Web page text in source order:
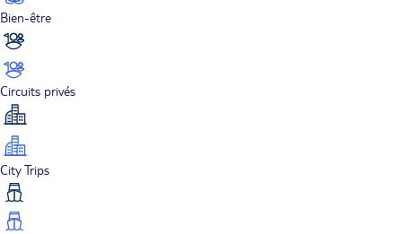
Bien-être
Circuits privés
City Trips